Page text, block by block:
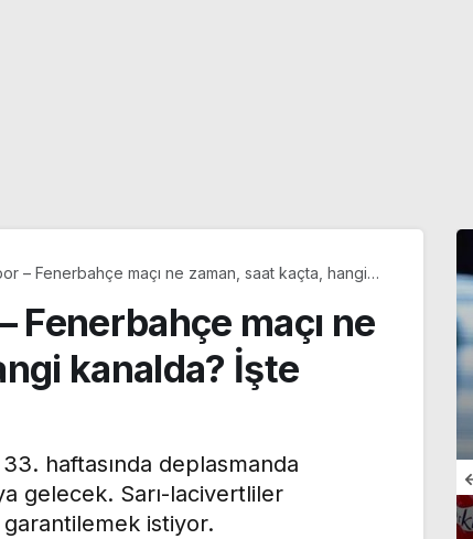
– Fenerbahçe maçı ne zaman, saat kaçta, hangi
Fenerbahçe maçı ne
kanalda? İşte
haftasında deplasmanda
gelecek. Sarı-lacivertliler
istiyor.